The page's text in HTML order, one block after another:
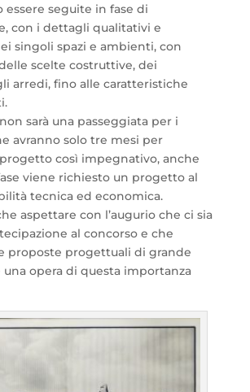
essere seguite in fase di
con i dettagli qualitativi e
singoli spazi e ambienti, con
scelte costruttive, dei
arredi, fino alle caratteristiche
sarà una passeggiata per i
avranno solo tre mesi per
così impegnativo, anche
viene richiesto un progetto al
tecnica ed economica.
aspettare con l’augurio che ci sia
al concorso e che
proposte progettuali di grande
una opera di questa importanza